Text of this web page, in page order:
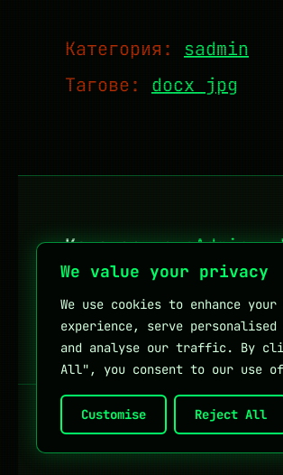
We value your privacy
We use cookies to enhance your
experience, serve
and analyse our traffic. By
All", you consent to our use
Customise Reject All
Категория: sadmin
Тагове: docx jpg
Категории: sAdmin·
Личен блог на Мартин
Полезни връзки: